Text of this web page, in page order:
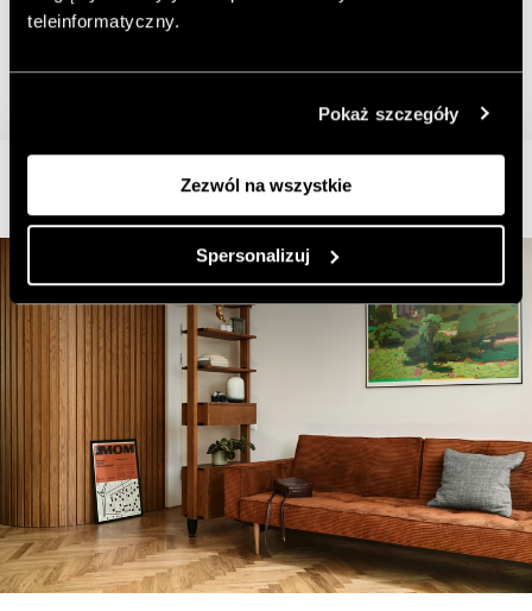
teleinformatyczny.
Pokaż szczegóły
Zezwól na wszystkie
Spersonalizuj